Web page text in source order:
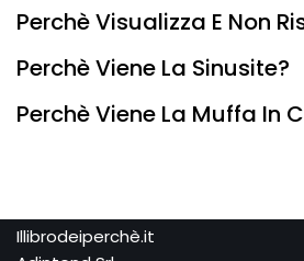
Perchè Visualizza E Non
Perchè Viene La Sinusite?
Perchè Viene La Muffa In
Illibrodeiperchè.it